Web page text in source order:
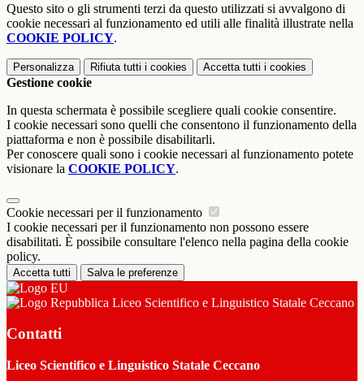
Questo sito o gli strumenti terzi da questo utilizzati si avvalgono di
cookie necessari al funzionamento ed utili alle finalità illustrate nella
COOKIE POLICY.
Personalizza Rifiuta tutti i cookies Accetta tutti i cookies
Gestione cookie
In questa schermata è possibile scegliere quali cookie consentire.
I cookie necessari sono quelli che consentono il funzionamento della
piattaforma e non è possibile disabilitarli.
Per conoscere quali sono i cookie necessari al funzionamento potete
visionare la COOKIE POLICY.
Cookie necessari per il funzionamento
I cookie necessari per il funzionamento non possono essere
disabilitati. È possibile consultare l'elenco nella pagina della cookie
policy.
Accetta tutti Salva le preferenze
Liceo Scientifico e Linguistico Statale Ceccano
Contatti
Liceo Scientifico e Linguistico Statale Ceccano